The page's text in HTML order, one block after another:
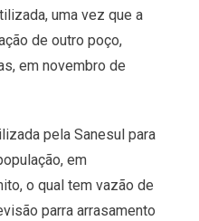
uma vez que a
de outro poço,
em novembro de
pela Sanesul para
em
o qual tem vazão de
parra arrasamento